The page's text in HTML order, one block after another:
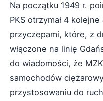
Na początku 1949 r.
PKS otrzymał 4
przyczepami, które, z
włączone na linię
do wiadomości, że
samochodów
przystosowaniu do